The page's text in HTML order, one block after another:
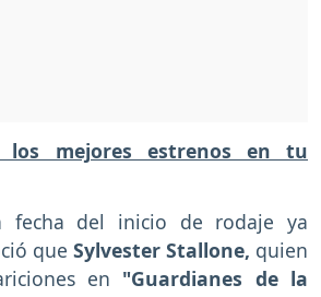
los mejores estrenos en tu
fecha del inicio de rodaje ya
que Sylvester Stallone, quien
en "Guardianes de la